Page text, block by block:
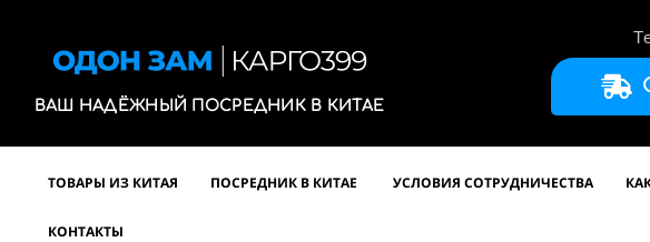
ВАШ НАДЁЖНЫЙ ПОСРЕДНИК В КИТАЕ
ТОВАРЫ ИЗ КИТАЯ ПОСРЕДНИК В КИТАЕ УСЛОВИЯ СОТРУДНИЧЕСТВА
КОНТАКТЫ